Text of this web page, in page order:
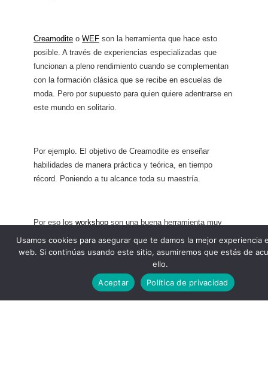
Creamodite o WEF son la herramienta que hace esto
posible. A través de experiencias especializadas que
funcionan a pleno rendimiento cuando se complementan
con la formación clásica que se recibe en escuelas de
moda.
Pero por supuesto para quien quiere adentrarse en
este mundo en solitario.
Por ejemplo. El objetivo de Creamodite es enseñar
habilidades de manera práctica y teórica, en tiempo
récord. Poniendo a tu alcance toda su maestría.
Por eso los workshop son una buena herramienta muy
utilizada en empresas y escuelas de moda que buscan
capacitar a un grupo de personas.
Usamos cookies para asegurar que te damos la mejor experiencia
web. Si continúas usando este sitio, asumiremos que estás de
ello.
Aceptar
Política de privacidad